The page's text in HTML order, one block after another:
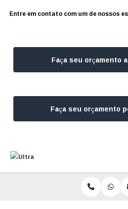
Entre em contato com um de nossos
Faça seu orçamento
Faça seu orçamento